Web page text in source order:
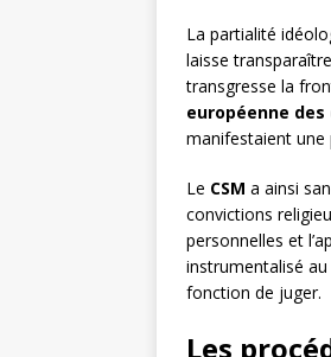
La partialité
laisse
transgresse la
européenne des
manifestaient une
Le CSM a ainsi
convictions
personnelles et
instrumentalisé
fonction de juger.
Les